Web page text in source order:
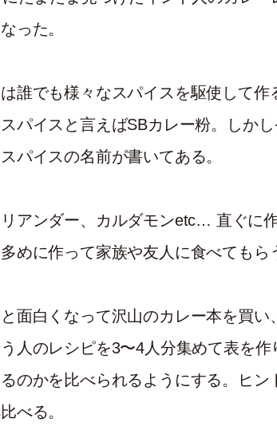
った。
誰でも様々なスパイスを駆使して作
パイスと言えばSBカレー粉。しか
パイスの名前が書いてある。
アンダー、カルダモンetc… 直ぐに
めに作って家族や友人に食べてもら
と面白くなって沢山のカレー本を買
人のレシピを3〜4人分集めて表を
のかを比べられるようにする。ヒン
べる。